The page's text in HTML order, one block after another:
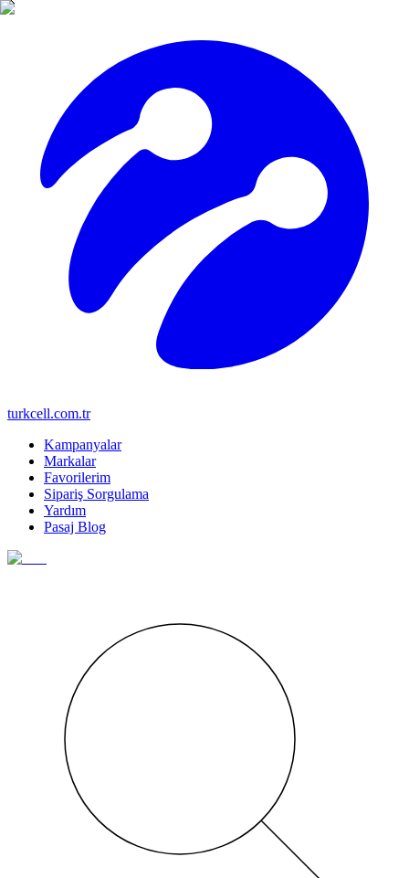
turkcell.com.tr
Kampanyalar
Markalar
Favorilerim
Sipariş Sorgulama
Yardım
Pasaj Blog